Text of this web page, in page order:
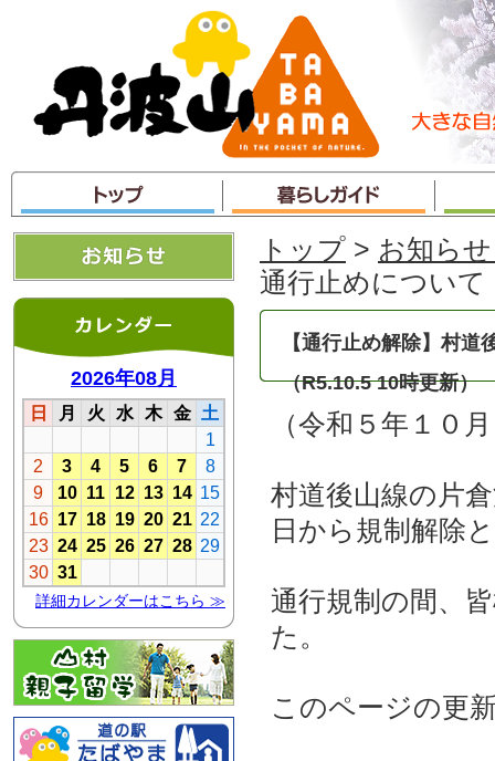
ャ
ン
プ
トップ > お知ら
通行止めについて
【通行止め解除】村
（R5.10.5 10時更新）
（令和５年１０
村道後山線の片
日から規制解除
通行規制の間、
た。
このページの更